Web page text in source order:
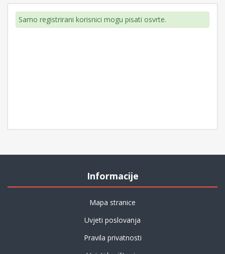
Samo registrirani korisnici mogu pisati osvrte.
Informacije
Mapa stranice
Uvjeti poslovanja
Pravila privatnosti